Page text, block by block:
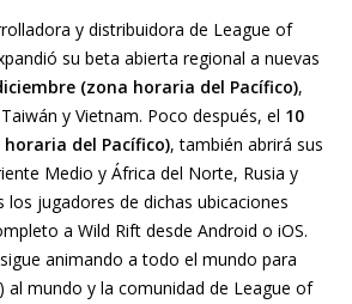
y distribuidora de League of
su beta abierta regional a nuevas
(zona horaria del Pacífico),
y Vietnam. Poco después, el 10
del Pacífico), también abrirá sus
Medio y África del Norte, Rusia y
los jugadores de dichas ubicaciones
a Wild Rift desde Android o iOS.
animando a todo el mundo para
al mundo y la comunidad de League of